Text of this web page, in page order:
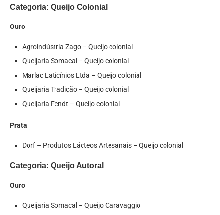
Categoria: Queijo Colonial
Ouro
Agroindústria Zago – Queijo colonial
Queijaria Somacal – Queijo colonial
Marlac Laticínios Ltda – Queijo colonial
Queijaria Tradição – Queijo colonial
Queijaria Fendt – Queijo colonial
Prata
Dorf – Produtos Lácteos Artesanais – Queijo colonial
Categoria: Queijo Autoral
Ouro
Queijaria Somacal – Queijo Caravaggio